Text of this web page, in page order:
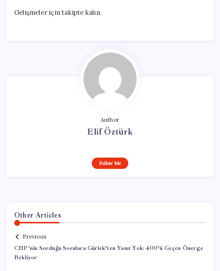
Gelişmeler için takipte kalın.
Author
Elif Öztürk
Follow Me
Other Articles
Previous
CHP’nin Sorduğu Sorulara Gürlek’ten Yanıt Yok: 400’ü Geçen Önerge
Bekliyor